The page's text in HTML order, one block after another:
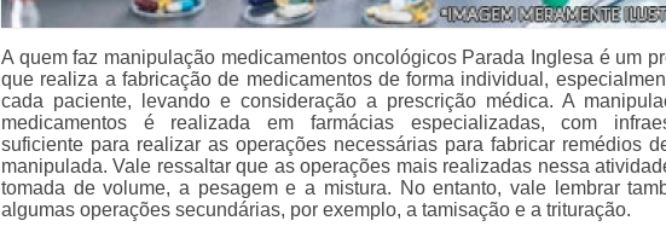
A quem faz manipulação medicamentos oncológicos Parada Inglesa é um
que realiza a fabricação de medicamentos de forma individual,
cada paciente, levando e consideração a prescrição médica. A
medicamentos é realizada em farmácias especializadas, com
suficiente para realizar as operações necessárias para fabricar remédios
manipulada. Vale ressaltar que as operações mais realizadas nessa
tomada de volume, a pesagem e a mistura. No entanto, vale lembrar
algumas operações secundárias, por exemplo, a tamisação e a trituração.